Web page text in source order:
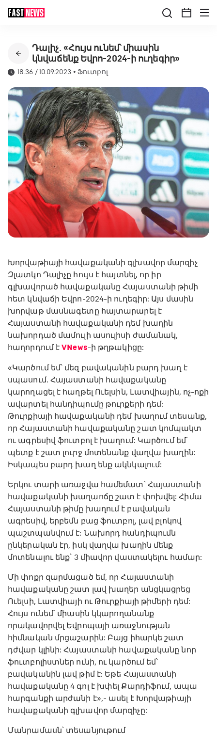
Դալիչ. «Հույս ունեմ՝ միասին
կնվաճենք Եվրո-2024-ի ուղեգիր»
18:36 / 10.09.2023 •Ֆուտբոլ
Խորվաթիայի հավաքականի գլխավոր մարզիչ
Զլատկո Դալիչը հույս է հայտնել, որ իր
գլխավորած հավաքականը Հայաստանի թիմի
հետ կնվաճի Եվրո-2024-ի ուղեգիր: Այս մասին
խորվաթ մասնագետը հայտարարել է
Հայաստանի հավաքականի դեմ խաղին
նախորդած մամուլի ասուլիսի ժամանակ,
հաղորդում էVNews-ի թղթակիցը:
«Կարծում եմ՝ մեզ բավականին բարդ խաղ է
սպասում. Հայաստանի հավաքականը
կարողացել է հաղթել Ուելսին, Լատվիային, ոչ-ոքի
ավարտել հանդիպումը թուրքերի դեմ:
Թուրքիայի հավաքականի դեմ խաղում տեսանք,
որ Հայաստանի հավաքականը շատ կոմպակտ
ու ագրեսիվ ֆուտբոլ է խաղում: Կարծում եմ՝
պետք է շատ լուրջ մոտենանք վաղվա խաղին:
Իսկապես բարդ խաղ ենք ակնկալում:
Երկու տարի առաջվա համեմատ՝ Հայաստանի
հավաքականի խաղաոճը շատ է փոխվել: Հիմա
Հայաստանի թիմը խաղում է բավական
ագրեսիվ, երբեմն բաց ֆուտբոլ, լավ բլոկով
պաշտպանվում է: Նախորդ հանդիպումն
ընկերական էր, իսկ վաղվա խաղին մենք
մոտենալու ենք՝ 3 միավոր վաստակելու համար:
Մի փոքր զարմացած եմ, որ Հայաստանի
հավաքականը շատ լավ խաղեր անցկացրեց
Ուելսի, Լատվիայի ու Թուրքիայի թիմերի դեմ:
Հույս ունեմ՝ միասին կկարողանանք
որակավորվել Եվրոպայի առաջնության
հիմնական մրցաշարին: Բայց իհարկե շատ
դժվար կլինի: Հայաստանի հավաքականը նոր
ֆուտբոլիստներ ունի, ու կարծում եմ՝
բավականին լավ թիմ է: Եթե Հայաստանի
հավաքականը 4 գոլ է խփել Քարդիֆում, ապա
հարգանքի արժանի է»,- ասել է Խորվաթիայի
հավաքականի գլխավոր մարզիչը:
Մանրամասն՝ տեսանյութում